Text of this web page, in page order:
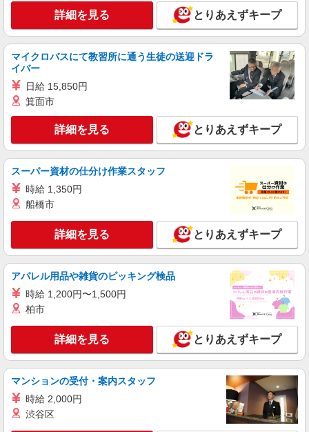
詳細を見る とりあえずキープ
マイクロバスにて教習所に通う生徒の送迎ドラ
イバー
日給 15,850円
箕面市
詳細を見る とりあえずキープ
スーパー資材の仕分け作業スタッフ
時給 1,350円
船橋市
詳細を見る とりあえずキープ
アパレル用品や雑貨のピッキング検品
時給 1,200円〜1,500円
柏市
詳細を見る とりあえずキープ
マンションの受付・案内スタッフ
時給 2,000円
渋谷区